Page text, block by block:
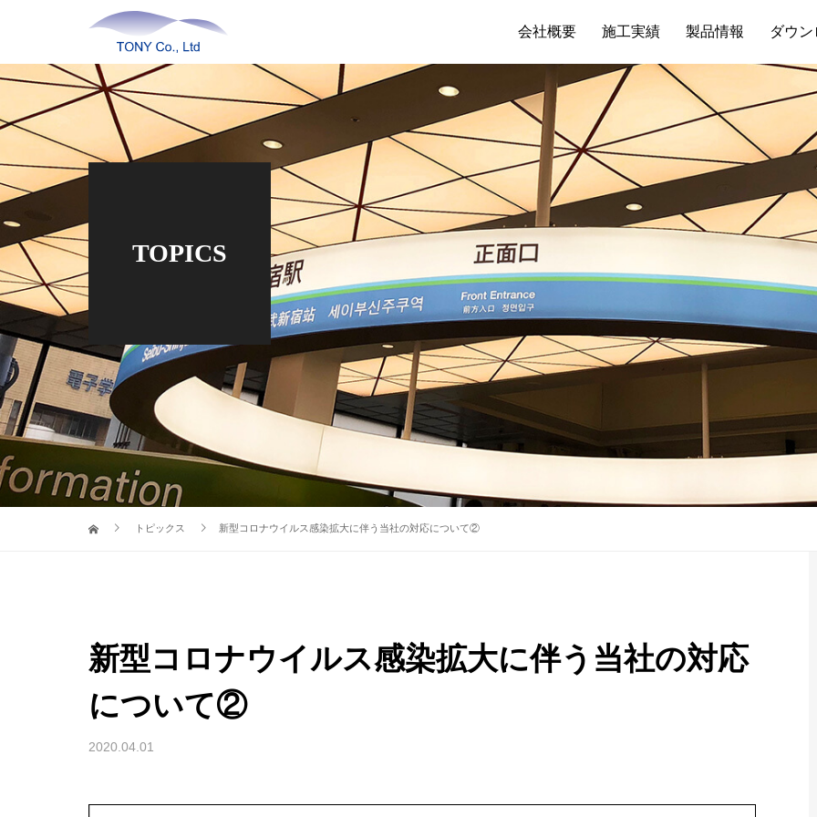
会社概要 施工実績 製品情報 ダウ
TOPICS
トピックス 新型コロナウイルス感染拡大に伴う当社の対応について②
新型コロナウイルス感染拡大に伴う当社の対応
について②
2020.04.01